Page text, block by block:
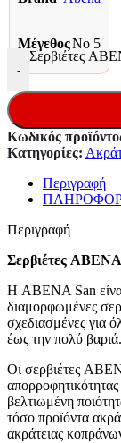
ΜέγεθοςNo 5
-
Σερβιέτες
Κωδικός
Κατηγορίες:
Περιγραφή
Περιγραφή
Σερβιέτες
Η ABENA San
διαμορφωμένες
σχεδιασμένες για
έως την πολύ βαριά.
Οι σερβιέτες
βελτιωμένη
τόσο προϊόντα
ακράτειας